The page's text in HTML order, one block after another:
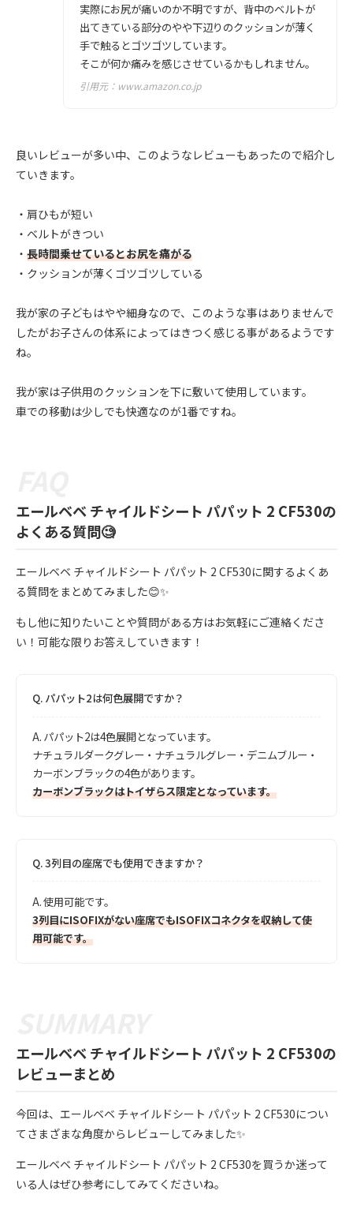
実際にお尻が痛いのか不明ですが、背中のベルトが
出てきている部分のやや下辺りのクッションが薄く
手で触るとゴツゴツしています。
そこが何か痛みを感じさせているかもしれません。
引用元： www.amazon.co.jp
良いレビューが多い中、このようなレビューもあったので紹介し
ていきます。
・肩ひもが短い
・ベルトがきつい
・ 長時間乗せているとお尻を痛がる
・クッションが薄くゴツゴツしている
我が家の子どもはやや細身なので、このような事はありませんで
したがお子さんの体系によってはきつく感じる事があるようです
ね。
我が家は子供用のクッションを下に敷いて使用しています。
車での移動は少しでも快適なのが1番ですね。
エールベベ チャイルドシート パパット 2 CF530の
よくある質問🧐
エールベベ チャイルドシート パパット 2 CF530に関するよくあ
る質問をまとめてみました😊✨
もし他に知りたいことや質問がある方はお気軽にご連絡くださ
い！可能な限りお答えしていきます！
Q. パパット2は何色展開ですか？
A. パパット2は4色展開となっています。
ナチュラルダークグレー・ナチュラルグレー・デニムブルー・
カーボンブラックの4色があります。
カーボンブラックはトイザらス限定となっています。
Q.3列目の座席でも使用できますか？
A.使用可能です。
3列目にISOFIXがない座席でもISOFIXコネクタを収納して使
用可能です。
エールベベ チャイルドシート パパット 2 CF530の
レビューまとめ
今回は、エールベベ チャイルドシート パパット 2 CF530につい
てさまざまな角度からレビューしてみました✨
エールベベ チャイルドシート パパット 2 CF530を買うか迷って
いる人はぜひ参考にしてみてくださいね。